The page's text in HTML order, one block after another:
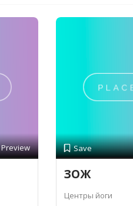
Preview Save
ЗОЖ
Центры йоги